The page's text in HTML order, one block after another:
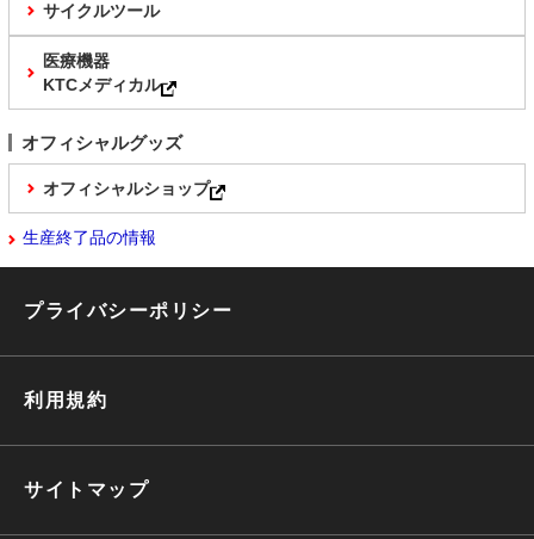
サイクルツール
医療機器
KTCメディカル
オフィシャルグッズ
オフィシャルショップ
生産終了品の情報
プライバシーポリシー
利用規約
サイトマップ